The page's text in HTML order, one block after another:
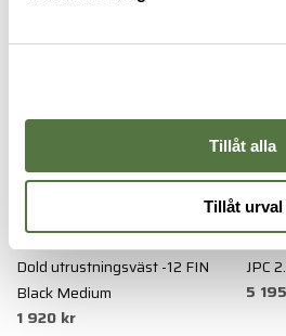
Tillåt alla
Tillåt urval
Dold utrustningsväst -12 FIN
Black Medium
1 920 kr
JPC
5